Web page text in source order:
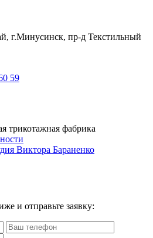
г.Минусинск, пр-д Текстильный
59
трикотажная фабрика
Виктора Бараненко
и отправьте заявку: